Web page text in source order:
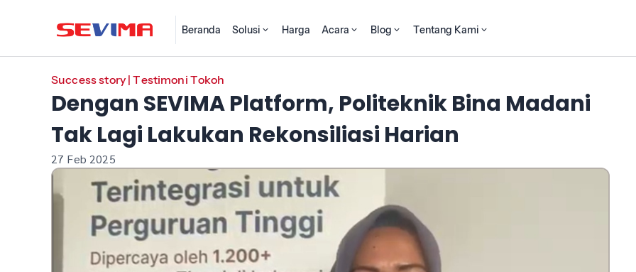
Beranda Solusi Harga Acara Blog Tentang Kami
Success story|Testimoni Tokoh
Dengan SEVIMA Platform, Politeknik Bina Madani
Tak Lagi Lakukan Rekonsiliasi Harian
27 Feb 2025